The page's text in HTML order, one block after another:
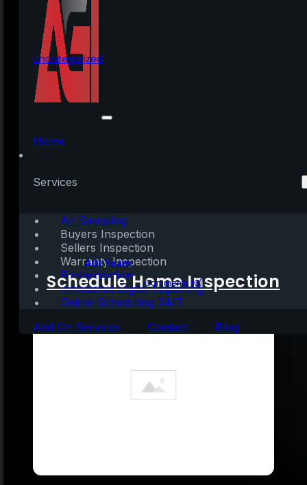
Home
Services
Air Sampling
Buyers Inspection
Sellers Inspection
Warranty Inspection
Re-Inspection
Innovative Digital Reporting
Online Scheduling 24/7
Add On Services
Contact Blog
Schedule Home Inspection
Uncategorized
Guía Completa para
Comprar Esteroides
Written by:AGI Team
June 2, 2026|2 mins read Comments (0)